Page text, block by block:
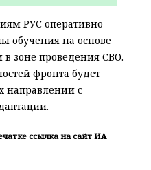
РУС оперативно
обучения на основе
в зоне проведения СВО.
фронта будет
направлений с
ссылка на сайт ИА